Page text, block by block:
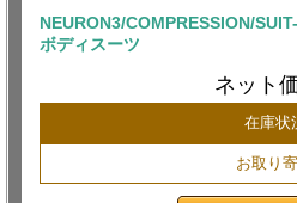
NEURON3/COMPRESSION/
ボディスーツ
ネット
在庫状
お取り